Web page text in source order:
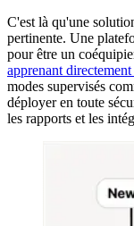
C'est là qu'une
pertinente. Une
pour être un
apprenant
modes supervisés
déployer en toute
les rapports et les